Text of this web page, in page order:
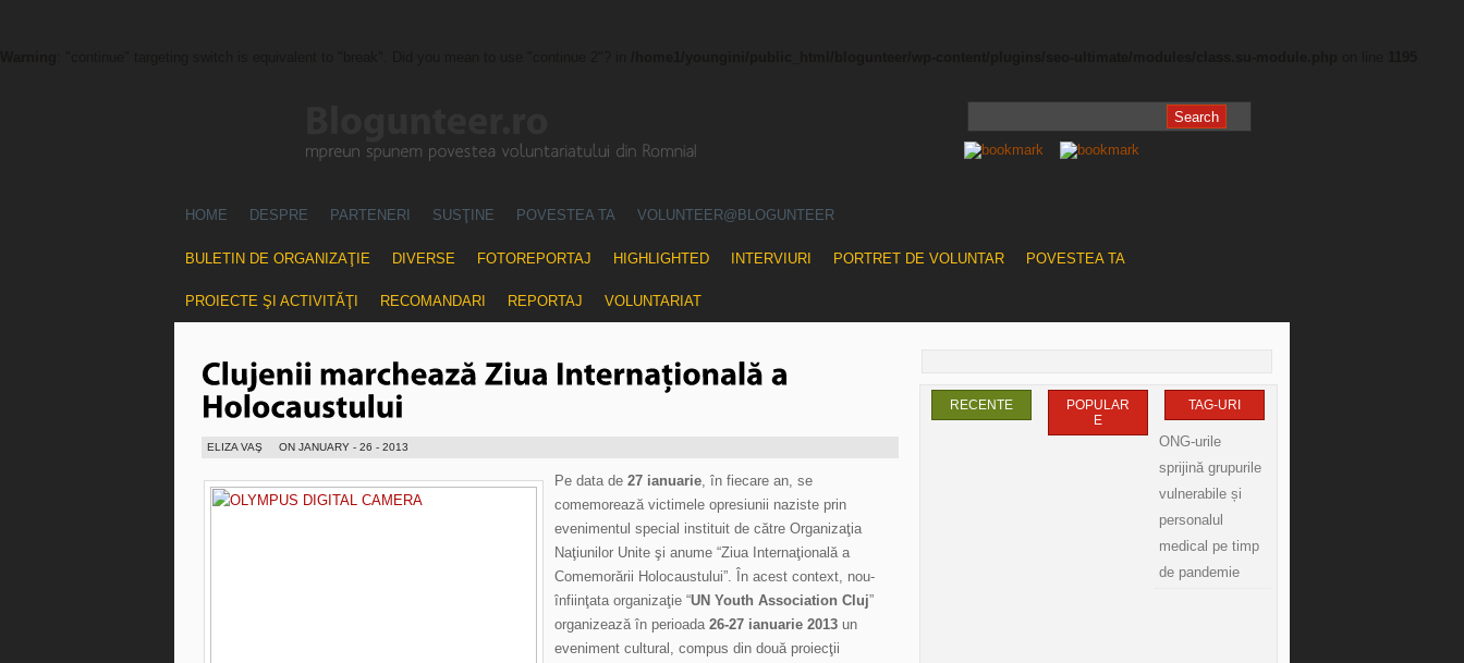
HOME DESPRE PARTENERI SUSŢINE POVESTEA TA VOLUNTEER@BLOGUNTEER
BULETIN DE ORGANIZAŢIE DIVERSE FOTOREPORTAJ HIGHLIGHTED INTERVIURI PORTRET DE VOLUNTAR POVESTEA TA
PROIECTE ŞI ACTIVITĂŢI RECOMANDARI REPORTAJ VOLUNTARIAT
ELIZA VAŞ ON JANUARY - 26 - 2013
Pe data de 27 ianuarie, în fiecare an, se
comemorează victimele opresiunii naziste prin
evenimentul special instituit de către Organizaţia
Naţiunilor Unite şi anume “Ziua Internaţională a
Comemorării Holocaustului”. În acest context, nou-
înfiinţata organizaţie “UN Youth Association Cluj”
organizează în perioada 26-27 ianuarie 2013 un
eveniment cultural, compus din două proiecţii
RECENTE
POPULAR
E
TAG-URI
ONG-urile
sprijină grupurile
vulnerabile și
personalul
medical pe timp
de pandemie